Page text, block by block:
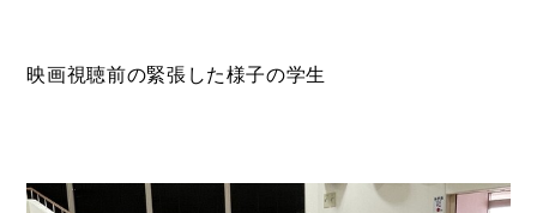
映画視聴前の緊張した様子の学生